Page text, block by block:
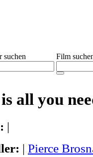
suchen Film
all you
|
| Pierce